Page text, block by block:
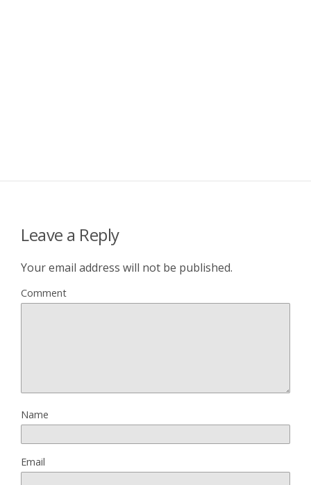
Leave a Reply
Your email address will not be published.
Comment
Name
Email